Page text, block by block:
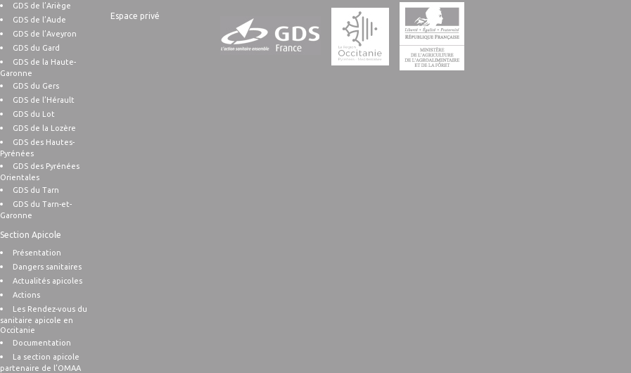
GDS de l’Ariège
GDS de l’Aude
GDS de l’Aveyron
GDS du Gard
GDS de la Haute-
Garonne
GDS du Gers
GDS de l’Hérault
GDS du Lot
GDS de la Lozère
GDS des Hautes-
Pyrénées
GDS des Pyrénées
Orientales
GDS du Tarn
GDS du Tarn-et-
Garonne
Section Apicole
Présentation
Dangers sanitaires
Actualités apicoles
Actions
Les Rendez-vous du
sanitaire apicole en
Occitanie
Documentation
La section apicole
partenaire de l’OMAA
Espace privé